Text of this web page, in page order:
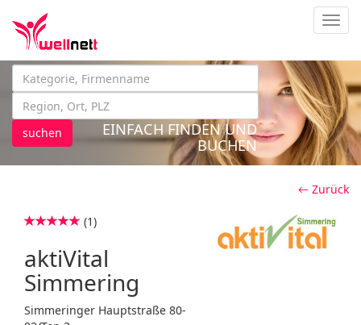
suchen
EINFACH FINDEN UND
BUCHEN
← Zurück
(1)
aktiVital
Simmering
Simmeringer Hauptstraße 80-